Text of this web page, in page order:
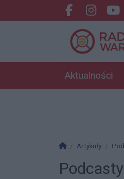
Aktualności
Strona główna
Artykuły
Podcasty